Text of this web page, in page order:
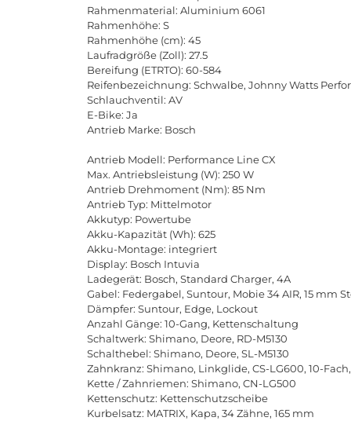
Rahmenmaterial: Aluminium 6061
Rahmenhöhe: S
Rahmenhöhe (cm): 45
Laufradgröße (Zoll): 27.5
Bereifung (ETRTO): 60-584
Reifenbezeichnung: Schwalbe, Johnny Watts
Schlauchventil: AV
E-Bike: Ja
Antrieb Marke: Bosch
Antrieb Modell: Performance Line CX
Max. Antriebsleistung (W): 250 W
Antrieb Drehmoment (Nm): 85 Nm
Antrieb Typ: Mittelmotor
Akkutyp: Powertube
Akku-Kapazität (Wh): 625
Akku-Montage: integriert
Display: Bosch Intuvia
Ladegerät: Bosch, Standard Charger, 4A
Gabel: Federgabel, Suntour, Mobie 34 AIR, 15 mm
Dämpfer: Suntour, Edge, Lockout
Anzahl Gänge: 10-Gang, Kettenschaltung
Schaltwerk: Shimano, Deore, RD-M5130
Schalthebel: Shimano, Deore, SL-M5130
Zahnkranz: Shimano, Linkglide, CS-LG600, 10-Fach,
Kette / Zahnriemen: Shimano, CN-LG500
Kettenschutz: Kettenschutzscheibe
Kurbelsatz: MATRIX, Kapa, 34 Zähne, 165 mm